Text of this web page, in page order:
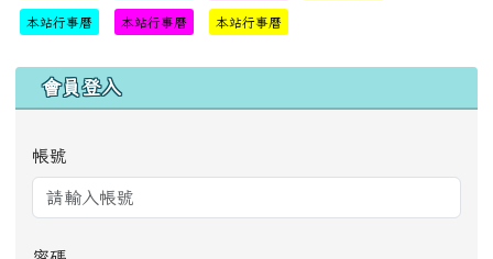
本站行事曆 本站行事曆 本站行事曆
右邊區域內容
會員登入
帳號